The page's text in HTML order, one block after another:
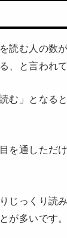
読む人の数
、と言われて
む」となる
を通しただ
じっくり読
が多いです。